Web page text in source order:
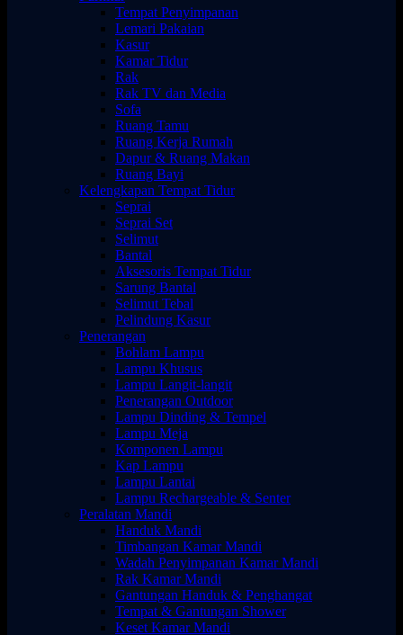
Tempat Penyimpanan
Lemari Pakaian
Kasur
Kamar Tidur
Rak
Rak TV dan Media
Sofa
Ruang Tamu
Ruang Kerja Rumah
Dapur & Ruang Makan
Ruang Bayi
Kelengkapan Tempat Tidur
Seprai
Seprai Set
Selimut
Bantal
Aksesoris Tempat Tidur
Sarung Bantal
Selimut Tebal
Pelindung Kasur
Penerangan
Bohlam Lampu
Lampu Khusus
Lampu Langit-langit
Penerangan Outdoor
Lampu Dinding & Tempel
Lampu Meja
Komponen Lampu
Kap Lampu
Lampu Lantai
Lampu Rechargeable & Senter
Peralatan Mandi
Handuk Mandi
Timbangan Kamar Mandi
Wadah Penyimpanan Kamar Mandi
Rak Kamar Mandi
Gantungan Handuk & Penghangat
Tempat & Gantungan Shower
Keset Kamar Mandi